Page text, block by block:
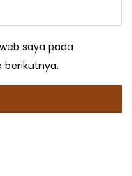
saya pada
berikutnya.